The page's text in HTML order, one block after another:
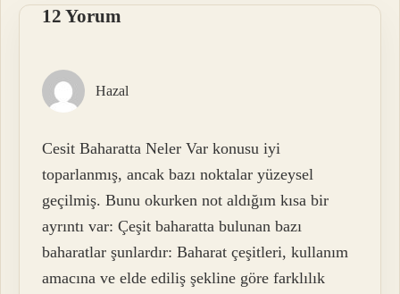
12 Yorum
Hazal
Cesit Baharatta Neler Var konusu iyi
toparlanmış, ancak bazı noktalar yüzeysel
geçilmiş. Bunu okurken not aldığım kısa bir
ayrıntı var: Çeşit baharatta bulunan bazı
baharatlar şunlardır: Baharat çeşitleri, kullanım
amacına ve elde ediliş şekline göre farklılık